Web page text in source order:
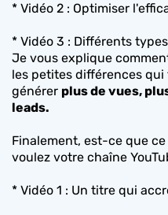
* Vidéo 2 : Optimiser
* Vidéo 3 : Différents
Je vous explique
les petites différences
générer plus de vues,
leads.
Finalement, est-ce que
voulez votre chaîne
* Vidéo 1 : Un titre qui